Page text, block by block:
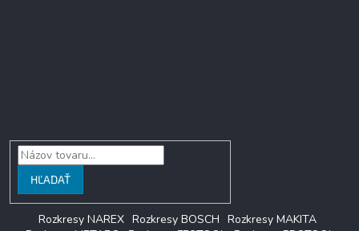
HĽADAŤ
Rozkresy NAREX Rozkresy BOSCH Rozkresy MAKITA